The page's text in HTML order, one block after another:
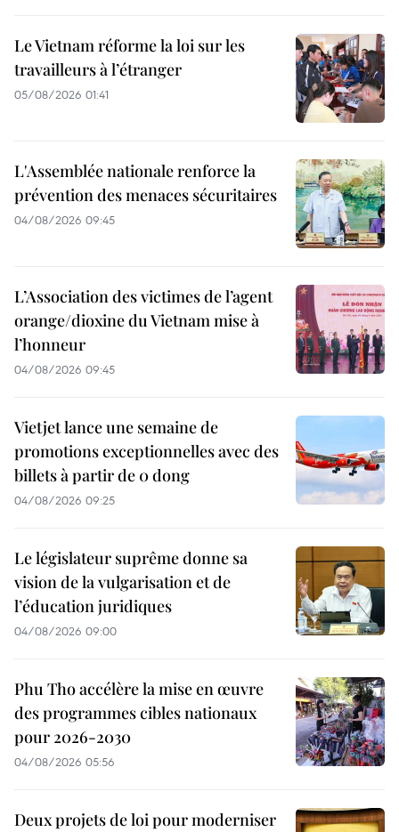
Le Vietnam réforme la loi sur les
travailleurs à l’étranger
05/08/2026 01:41
L'Assemblée nationale renforce la
prévention des menaces sécuritaires
04/08/2026 09:45
L’Association des victimes de l’agent
orange/dioxine du Vietnam mise à
l’honneur
04/08/2026 09:45
Vietjet lance une semaine de
promotions exceptionnelles avec des
billets à partir de 0 dong
04/08/2026 09:25
Le législateur suprême donne sa
vision de la vulgarisation et de
l’éducation juridiques
04/08/2026 09:00
Phu Tho accélère la mise en œuvre
des programmes cibles nationaux
pour 2026-2030
04/08/2026 05:56
Deux projets de loi pour moderniser